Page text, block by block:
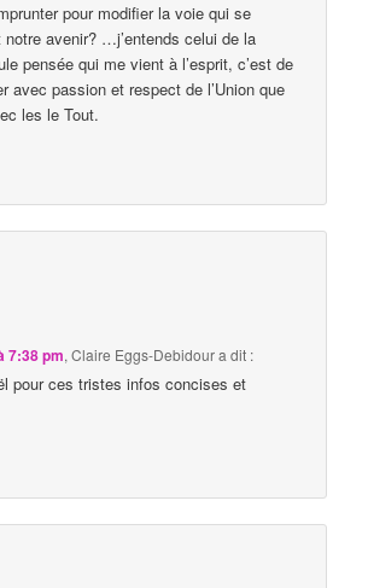
pour modifier la voie qui se
avenir? …j’entends celui de la
pensée qui me vient à l’esprit, c’est de
avec passion et respect de l’Union que
les le Tout.
7:38 pm,Claire Eggs-Debidoura dit :
pour ces tristes infos concises et